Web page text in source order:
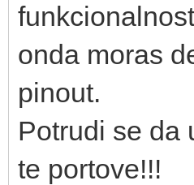
onda moras
pinout.
Potrudi se da
te portove!!!